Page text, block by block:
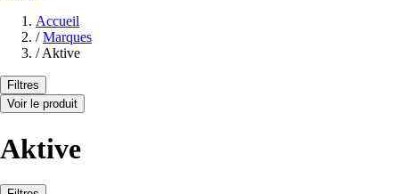
Accueil
/ Marques
/Aktive
Filtres
Voir le produit
Aktive